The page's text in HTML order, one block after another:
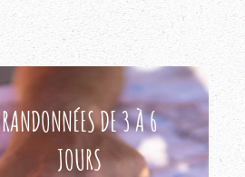
RANDONNÉES DE 3 À 6
JOURS